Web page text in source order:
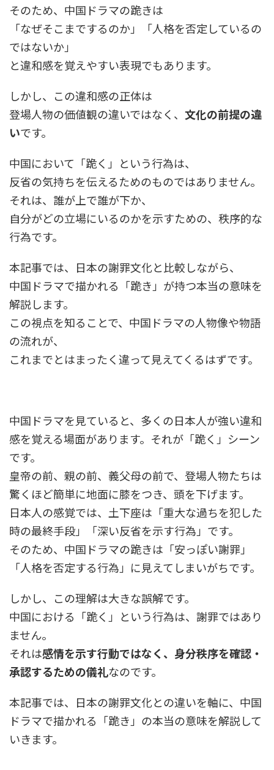
そのため、中国ドラマの跪きは
「なぜそこまでするのか」「人格を否定しているの
ではないか」
と違和感を覚えやすい表現でもあります。
しかし、この違和感の正体は
登場人物の価値観の違いではなく、 文化の前提の違
いです。
中国において「跪く」という行為は、
反省の気持ちを伝えるためのものではありません。
それは、誰が上で誰が下か、
自分がどの立場にいるのかを示すための、秩序的な
行為です。
本記事では、日本の謝罪文化と比較しながら、
中国ドラマで描かれる「跪き」が持つ本当の意味を
解説します。
この視点を知ることで、中国ドラマの人物像や物語
の流れが、
これまでとはまったく違って見えてくるはずです。
中国ドラマを見ていると、多くの日本人が強い違和
感を覚える場面があります。それが「跪く」シーン
です。
皇帝の前、親の前、義父母の前で、登場人物たちは
驚くほど簡単に地面に膝をつき、頭を下げます。
日本人の感覚では、土下座は「重大な過ちを犯した
時の最終手段」「深い反省を示す行為」です。
そのため、中国ドラマの跪きは「安っぽい謝罪」
「人格を否定する行為」に見えてしまいがちです。
しかし、この理解は大きな誤解です。
中国における「跪く」という行為は、謝罪ではあり
ません。
それは感情を示す行動ではなく、身分秩序を確認・
承認するための儀礼なのです。
本記事では、日本の謝罪文化との違いを軸に、中国
ドラマで描かれる「跪き」の本当の意味を解説して
いきます。